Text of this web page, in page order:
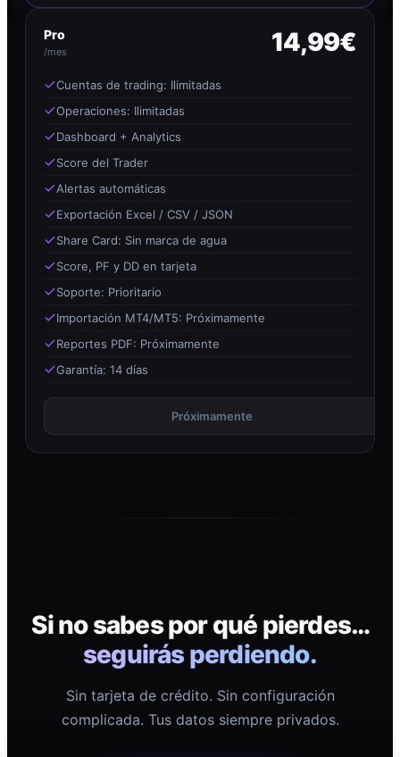
Pro
/mes 14,99€
Cuentas de trading: Ilimitadas
Operaciones: Ilimitadas
Dashboard + Analytics
Score del Trader
Alertas automáticas
Exportación Excel / CSV / JSON
Share Card: Sin marca de agua
Score, PF y DD en tarjeta
Soporte: Prioritario
Importación MT4/MT5: Próximamente
Reportes PDF: Próximamente
Garantía: 14 días
Próximamente
Si no sabes por qué pierdes…
seguirás perdiendo.
Sin tarjeta de crédito. Sin configuración
complicada. Tus datos siempre privados.